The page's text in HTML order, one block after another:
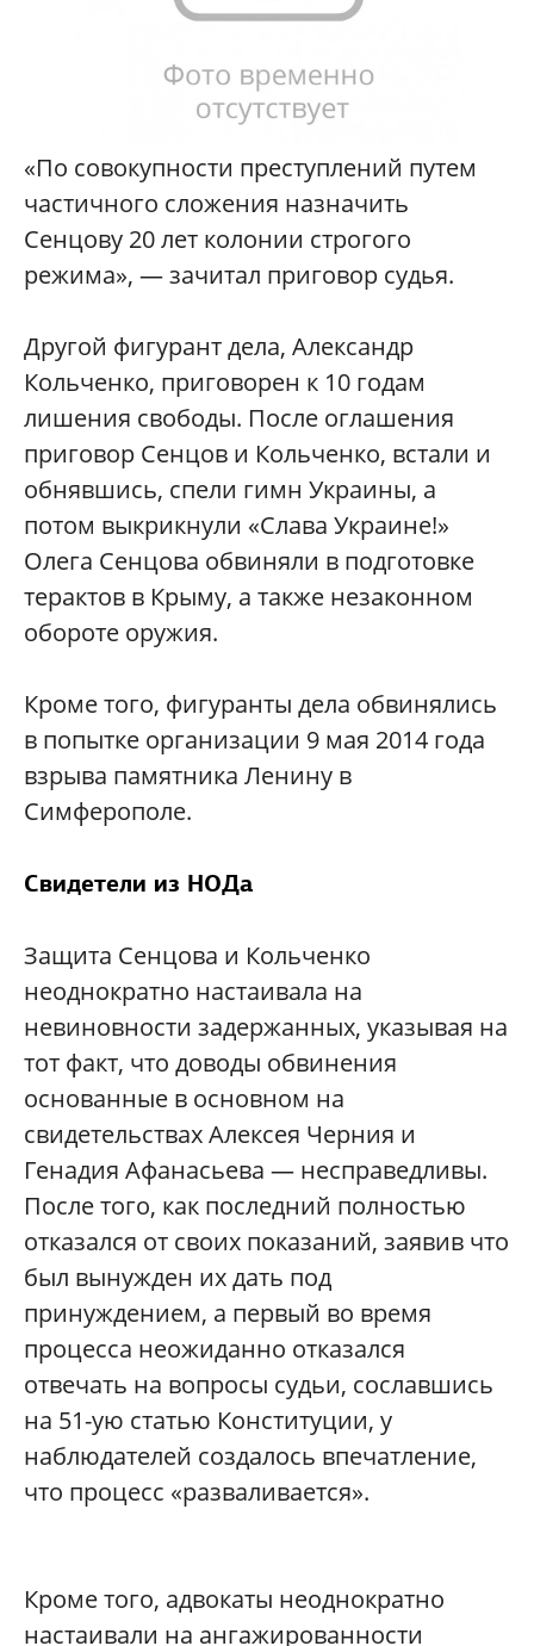
«По совокупности преступлений путем
частичного сложения назначить
Сенцову 20 лет колонии строгого
режима», — зачитал приговор судья.
Другой фигурант дела, Александр
Кольченко, приговорен к 10 годам
лишения свободы. После оглашения
приговор Сенцов и Кольченко, встали и
обнявшись, спели гимн Украины, а
потом выкрикнули «Слава Украине!»
Олега Сенцова обвиняли в подготовке
терактов в Крыму, а также незаконном
обороте оружия.
Кроме того, фигуранты дела обвинялись
в попытке организации 9 мая 2014 года
взрыва памятника Ленину в
Симферополе.
Cвидетели из НОДа
Защита Сенцова и Кольченко
неоднократно настаивала на
невиновности задержанных, указывая на
тот факт, что доводы обвинения
основанные в основном на
свидетельствах Алексея Черния и
Генадия Афанасьева — несправедливы.
После того, как последний полностью
отказался от своих показаний, заявив что
был вынужден их дать под
принуждением, а первый во время
процесса неожиданно отказался
отвечать на вопросы судьи, сославшись
на 51-ую статью Конституции, у
наблюдателей создалось впечатление,
что процесс «разваливается».
Кроме того, адвокаты неоднократно
настаивали на ангажированности